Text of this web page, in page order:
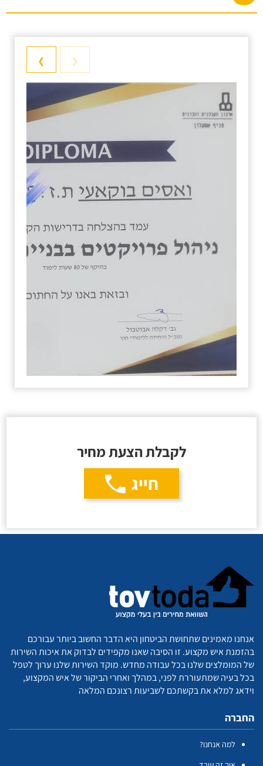
❮
❯
לקבלת הצעת מחיר
חייג
אנחנו מאמינים שתחושת הביטחון היא הדבר החשוב ביותר עבורכם
בהזמנת איש מקצוע. זו הסיבה שאנו מקפידים לבדוק את איכות השירות
של המומלצים שלנו בכל עבודה מחדש. מוקד השירות שלנו ערוך לטפל
בכל בעיה שמתעוררת לפני, במהלך ואחרי הביקור של איש המקצוע,
וידאג למלא את בקשתכם לשביעות רצונכם המלאה
החברה
למה אנחנו?